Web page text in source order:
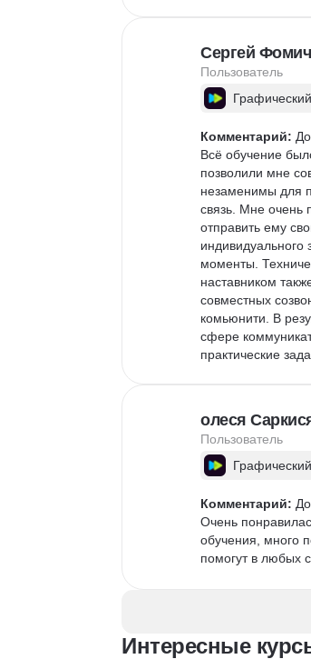
даже с маленьким
это невероятный
Впереди еще
пойду
Буду
Сергей
Пользователь
Комментарий:
Всё обучение
позволили мне
незаменимы для
связь. Мне очень
отправить ему
моменты.
наставником
совместных
комьюнити. В
сфере
практические
Прохождение
продуктивным
знания и
Недостатки
Единственное
олеся
Пользователь
Комментарий:
Очень
обучения, много
помогут в любых
Интересные